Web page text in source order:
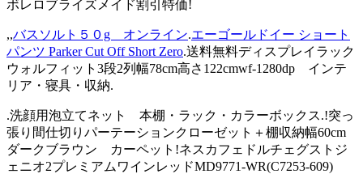
ボレロブライズメイド割引特価!
,,バスソルト５０g オンライン.エーゴールドイー ショート
パンツ Parker Cut Off Short Zero.送料無料ディスプレイラック
ウォルフィット3段2列幅78cm高さ122cmwf-1280dp インテ
リア・寝具・収納.
.洗顔用泡立てネット 本棚・ラック・カラーボックス.!突っ
張り間仕切りパーテーションクローゼット＋棚収納幅60cm
ダークブラウン カーペット!ネスカフェドルチェグストジ
ェニオ2プレミアムワインレッドMD9771-WR(C7253-609)